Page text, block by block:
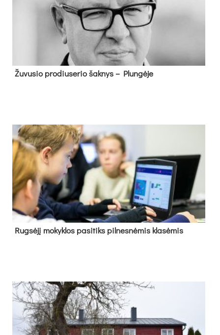
Žu­vu­sio pro­diu­se­rio šak­nys – Plun­gė­je
Rug­sė­jį mo­kyk­los pa­si­tiks pil­nes­nė­mis kla­sė­mis